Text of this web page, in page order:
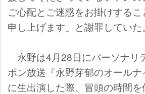
ご心配とご迷惑をお掛けする
申し上げます」と謝罪していた。
永野は4月28日にパーソナリ
ポン放送『永野芽郁のオールナ
に生出演した際、冒頭の時間